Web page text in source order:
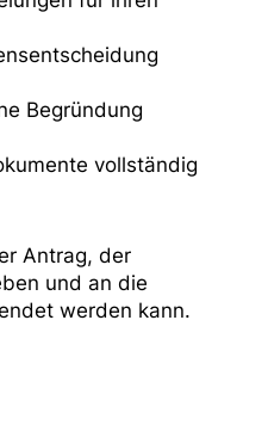
Begründung
vollständig
Antrag, der
und an die
werden kann.